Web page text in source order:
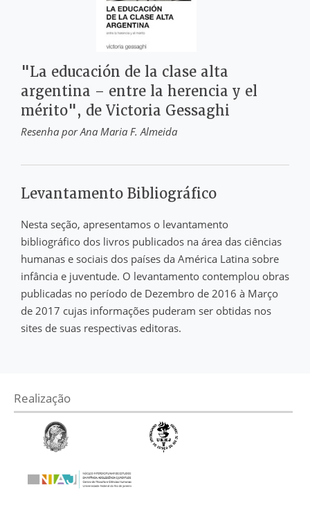
"La educación de la clase alta
argentina – entre la herencia y el
mérito", de Victoria Gessaghi
Resenha por Ana Maria F. Almeida
Levantamento Bibliográfico
Nesta seção, apresentamos o levantamento
bibliográfico dos livros publicados na área das ciências
humanas e sociais dos países da América Latina sobre
infância e juventude. O levantamento contemplou obras
publicadas no período de Dezembro de 2016 à Março
de 2017 cujas informações puderam ser obtidas nos
sites de suas respectivas editoras.
Realização